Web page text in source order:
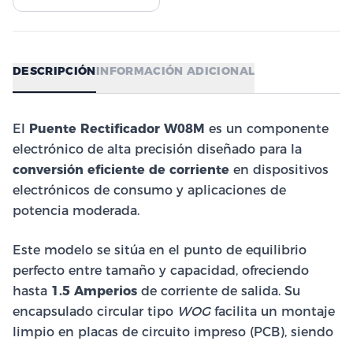
DESCRIPCIÓNINFORMACIÓN ADICIONAL
El Puente Rectificador W08M es un componente
electrónico de alta precisión diseñado para la
conversión eficiente de corriente en dispositivos
electrónicos de consumo y aplicaciones de
potencia moderada.
Este modelo se sitúa en el punto de equilibrio
perfecto entre tamaño y capacidad, ofreciendo
hasta 1.5 Amperios de corriente de salida. Su
encapsulado circular tipo WOGfacilita un montaje
limpio en placas de circuito impreso (PCB), siendo